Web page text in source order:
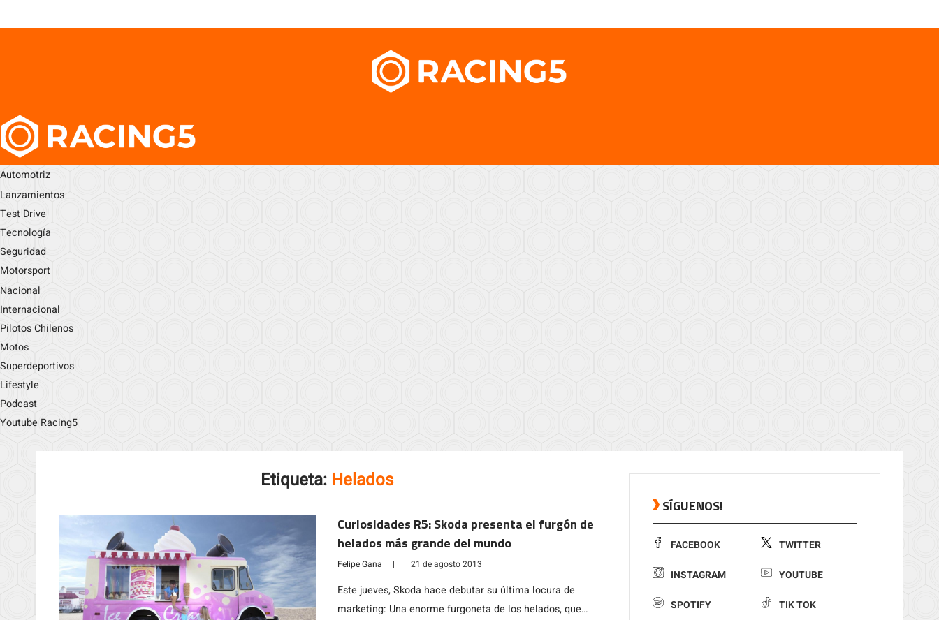
Automotriz
Lanzamientos
Test Drive
Tecnología
Seguridad
Motorsport
Nacional
Internacional
Pilotos Chilenos
Motos
Superdeportivos
Lifestyle
Podcast
Youtube Racing5
Etiqueta: Helados
Curiosidades R5: Skoda presenta el furgón de
helados más grande del mundo
Felipe Gana | 21 de agosto 2013
Este jueves, Skoda hace debutar su última locura de
marketing: Una enorme furgoneta de los helados, que
SÍGUENOS!
FACEBOOK TWITTER
INSTAGRAM YOUTUBE
SPOTIFY TIK TOK